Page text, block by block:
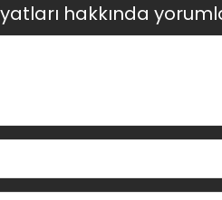
hakkında